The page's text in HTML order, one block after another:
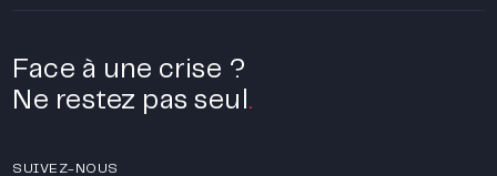
Face à une crise ?
Ne restez pas seul .
SUIVEZ-NOUS